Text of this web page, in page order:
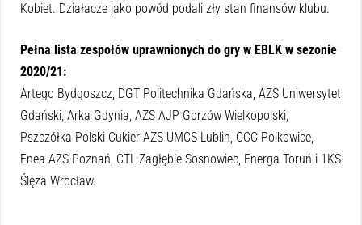
Kobiet. Działacze jako powód podali zły stan finansów klubu.
Pełna lista zespołów uprawnionych do gry w EBLK w sezonie
2020/21:
Artego Bydgoszcz, DGT Politechnika Gdańska, AZS Uniwersytet
Gdański, Arka Gdynia, AZS AJP Gorzów Wielkopolski,
Pszczółka Polski Cukier AZS UMCS Lublin, CCC Polkowice,
Enea AZS Poznań, CTL Zagłębie Sosnowiec, Energa Toruń i 1KS
Ślęza Wrocław.